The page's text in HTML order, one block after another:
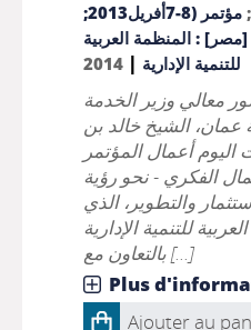
;
مؤتمر (8-7أفريل2013;
[مصر] : المنظمة العربية
للتنمية الإدارية |
2014
معالي وزير الخدمة
الشيخ خالد بن
أعمال المؤتمر
الفكري - نحو رؤية
والتطوير، الذي
للتنمية الإدارية
بالتعاون مع [...]
Plus
Ajouter au